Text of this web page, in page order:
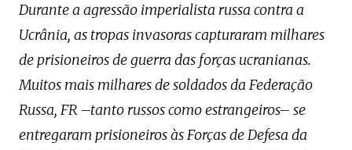
Durante a agressão imperialista russa contra a
Ucrânia, as tropas invasoras capturaram milhares
de prisioneiros de guerra das forças ucranianas.
Muitos mais milhares de soldados da Federação
Russa, FR –tanto russos como estrangeiros– se
entregaram prisioneiros às Forças de Defesa da